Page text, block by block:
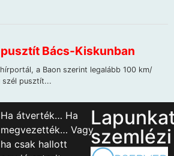
Ha átverték… Ha
megvezették… Vagy
ha csak hallott
szemlézi